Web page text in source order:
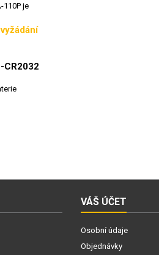
110P je
CR2032
VÁŠ ÚČET
Osobní údaje
Objednávky